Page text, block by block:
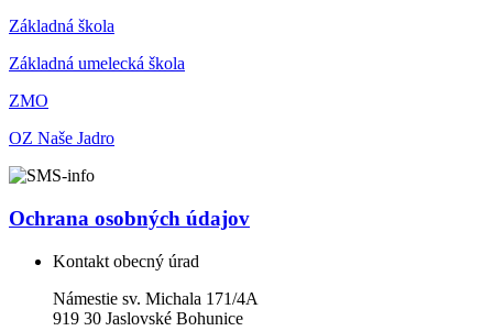
Základná škola
Základná umelecká škola
ZMO
OZ Naše Jadro
Ochrana osobných údajov
Kontakt obecný úrad
Námestie sv. Michala 171/4A
919 30 Jaslovské Bohunice